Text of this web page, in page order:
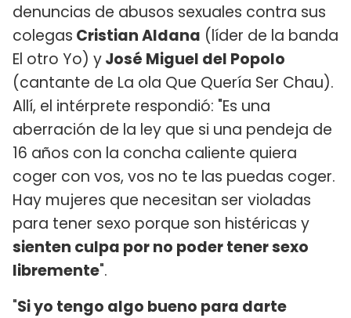
denuncias de abusos sexuales contra sus
colegas Cristian Aldana (líder de la banda
El otro Yo) yJosé Miguel del Popolo
(cantante de La ola Que Quería Ser Chau).
Allí, el intérprete respondió: "Es una
aberración de la ley que si una pendeja de
16 años con la concha caliente quiera
coger con vos, vos no te las puedas coger.
Hay mujeres que necesitan ser violadas
para tener sexo porque son histéricas y
sienten culpa por no poder tener sexo
libremente".
"Si yo tengo algo bueno para darte